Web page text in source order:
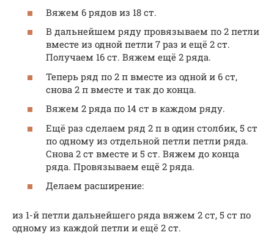
Вяжем 6 рядов из 18 ст.
В дальнейшем ряду провязываем по 2 петли
вместе из одной петли 7 раз и ещё 2 ст.
Получаем 16 ст. Вяжем ещё 2 ряда.
Теперь ряд по 2 п вместе из одной и 6 ст,
снова 2 п вместе и так до конца.
Вяжем 2 ряда по 14 ст в каждом ряду.
Ещё раз сделаем ряд 2 п в один столбик, 5 ст
по одному из отдельной петли петли ряда.
Снова 2 ст вместе и 5 ст. Вяжем до конца
ряда. Провязываем ещё 2 ряда.
Делаем расширение:
из 1-й петли дальнейшего ряда вяжем 2 ст, 5 ст по
одному из каждой петли и ещё 2 ст.